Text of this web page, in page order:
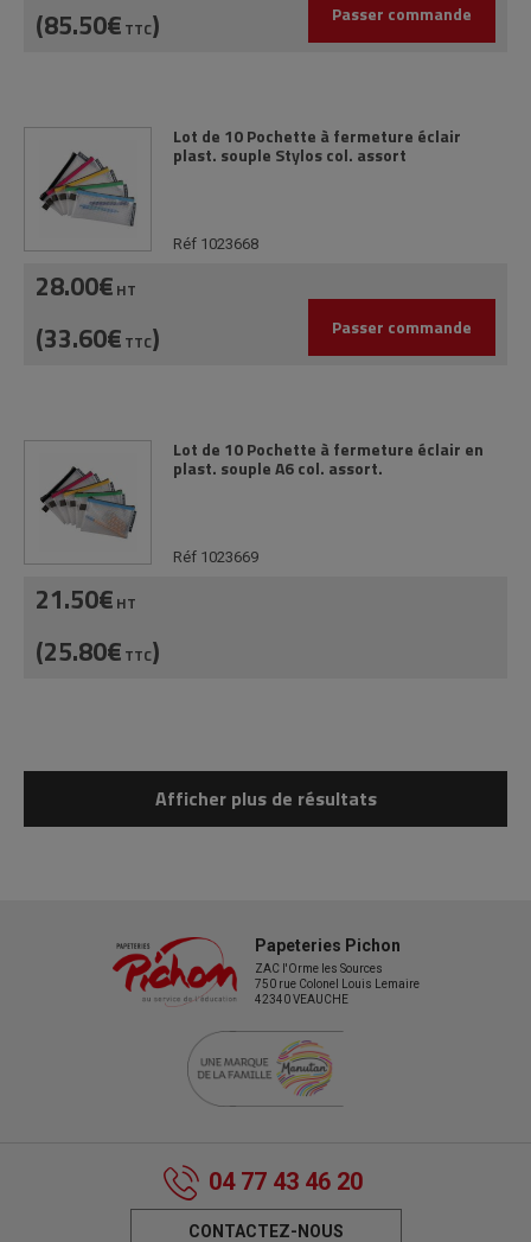
(85.50€ TTC) Passer commande
Lot de 10 Pochette à fermeture éclair
plast. souple Stylos col. assort
Réf 1023668
28.00€ HT
(33.60€ TTC) Passer commande
Lot de 10 Pochette à fermeture éclair en
plast. souple A6 col. assort.
Réf 1023669
21.50€ HT
(25.80€ TTC)
Afficher plus de résultats
Papeteries Pichon
ZAC l'Orme les Sources
750 rue Colonel Louis Lemaire
42340 VEAUCHE
04 77 43 46 20
CONTACTEZ-NOUS